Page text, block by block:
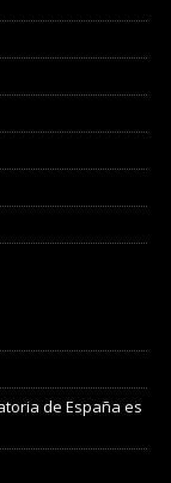
de España es